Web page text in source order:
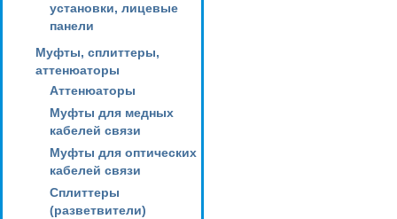
установки, лицевые
панели
Муфты, сплиттеры,
аттенюаторы
Аттенюаторы
Муфты для медных
кабелей связи
Муфты для оптических
кабелей связи
Сплиттеры
(разветвители)